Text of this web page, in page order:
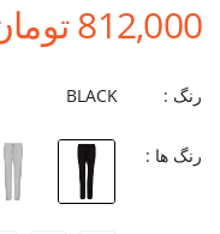
812,000 تومان
رنگ : BLACK
رنگ ها :